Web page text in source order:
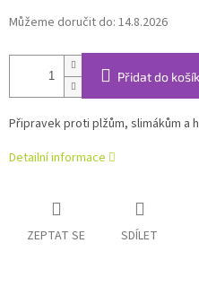
Můžeme doručit do: 14.8.2026
Přidat do
Připravek proti plžům, slimákům a
Detailní informace
ZEPTAT SE SDÍLET